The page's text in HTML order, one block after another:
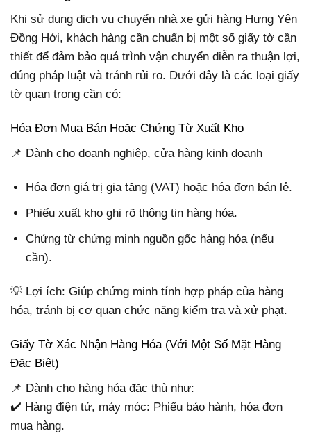
Khi sử dụng dịch vụ chuyển nhà xe gửi hàng Hưng Yên
Đồng Hới, khách hàng cần chuẩn bị một số giấy tờ cần
thiết để đảm bảo quá trình vận chuyển diễn ra thuận lợi,
đúng pháp luật và tránh rủi ro. Dưới đây là các loại giấy
tờ quan trọng cần có:
Hóa Đơn Mua Bán Hoặc Chứng Từ Xuất Kho
📌 Dành cho doanh nghiệp, cửa hàng kinh doanh
Hóa đơn giá trị gia tăng (VAT) hoặc hóa đơn bán lẻ.
Phiếu xuất kho ghi rõ thông tin hàng hóa.
Chứng từ chứng minh nguồn gốc hàng hóa (nếu
cần).
💡 Lợi ích: Giúp chứng minh tính hợp pháp của hàng
hóa, tránh bị cơ quan chức năng kiểm tra và xử phạt.
Giấy Tờ Xác Nhận Hàng Hóa (Với Một Số Mặt Hàng
Đặc Biệt)
📌 Dành cho hàng hóa đặc thù như:
✔️ Hàng điện tử, máy móc: Phiếu bảo hành, hóa đơn
mua hàng.